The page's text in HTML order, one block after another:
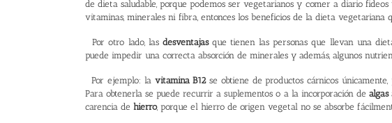
de dieta saludable, porque podemos ser vegetarianos y comer a diario
vitaminas, minerales ni fibra, entonces los beneficios de la dieta vegetariana
Por otro lado, las desventajasque tienen las personas que llevan una
puede impedir una correcta absorción de minerales y además, algunos
Por ejemplo: la vitamina B12se obtiene de productos cárnicos
Para obtenerla se puede recurrir a suplementos o a la incorporación de algas
carencia de hierro, porque el hierro de origen vegetal no se absorbe